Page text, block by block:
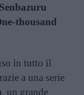
thousand
in tutto il
a una serie
, un grande